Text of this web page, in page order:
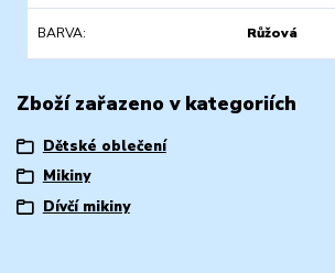
BARVA Růžová
Zboží zařazeno v kategoriích
Dětské oblečení
Mikiny
Dívčí mikiny